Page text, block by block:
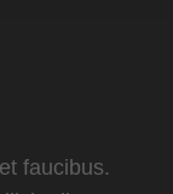
faucibus.